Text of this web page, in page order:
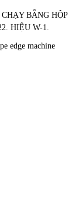
BẰNG HỘP
HIỆU W-1.
edge machine